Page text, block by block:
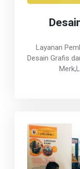
Layanan
Desain Grafis